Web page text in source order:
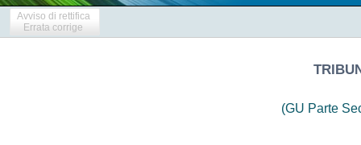
Avviso di rettifica
Errata corrige
(GU Parte